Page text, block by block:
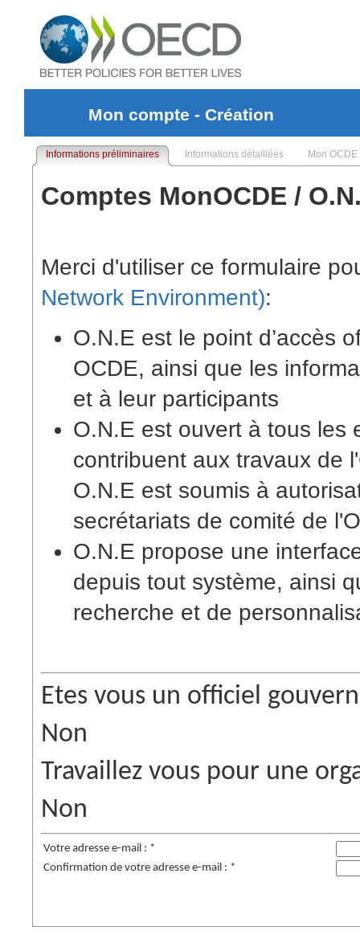
Mon compte - Création
Informations préliminaires Informations détaillées Mon OCDE
Comptes MonOCDE /
Merci d'utiliser ce formulaire
Network Environment):
O.N.E est le point d’accès
OCDE, ainsi que les
et à leur participants
O.N.E est ouvert à tous les
contribuent aux travaux de
O.N.E est soumis à
secrétariats de comité de
O.N.E propose une
depuis tout système, ainsi
recherche et de
Etes vous un officiel
Non
Travaillez vous pour une
Non
Votre adresse e-mail : *
Confirmation de votre adresse e-mail : *